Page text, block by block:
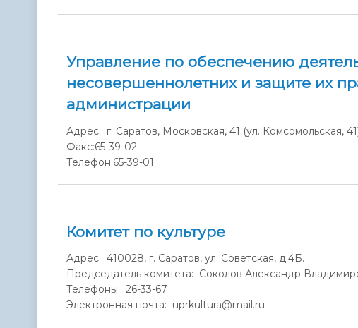
Управление по обеспечению
несовершеннолетних и защите их
администрации
Адрес: г. Саратов, Московская, 41 (ул. Комсомольская,
Факс:65-39-02
Телефон:65-39-01
Комитет по культуре
Адрес: 410028, г. Саратов, ул. Советская, д.4Б.
Председатель комитета: Соколов Александр
Телефоны: 26-33-67
Электронная почта: uprkultura@mail.ru